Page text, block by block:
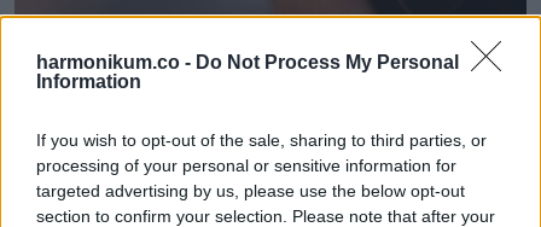
harmonikum.co - Do Not Process My Personal
Information
If you wish to opt-out of the sale, sharing to third parties, or
processing of your personal or sensitive information for
targeted advertising by us, please use the below opt-out
section to confirm your selection. Please note that after your
„A gyerekek azt mondják, hogy ‘anyu, téged néznek’, én
art rajongó, hozzátéve, hogy a gyerekei átveszik a vele
szembeni negatív hozzáállást. „Azt mondják, hogy a
gyerekeim el fognak szökni, ha nagyobbak lesznek, ez